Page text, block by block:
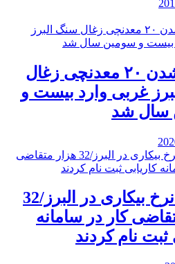
کشته شدن ۲۰ معدنچی زغال
غربی وارد بیست و
سال شد
کاهش نرخ بیکاری در البرز/32
کار در سامانه
ثبت نام کردند